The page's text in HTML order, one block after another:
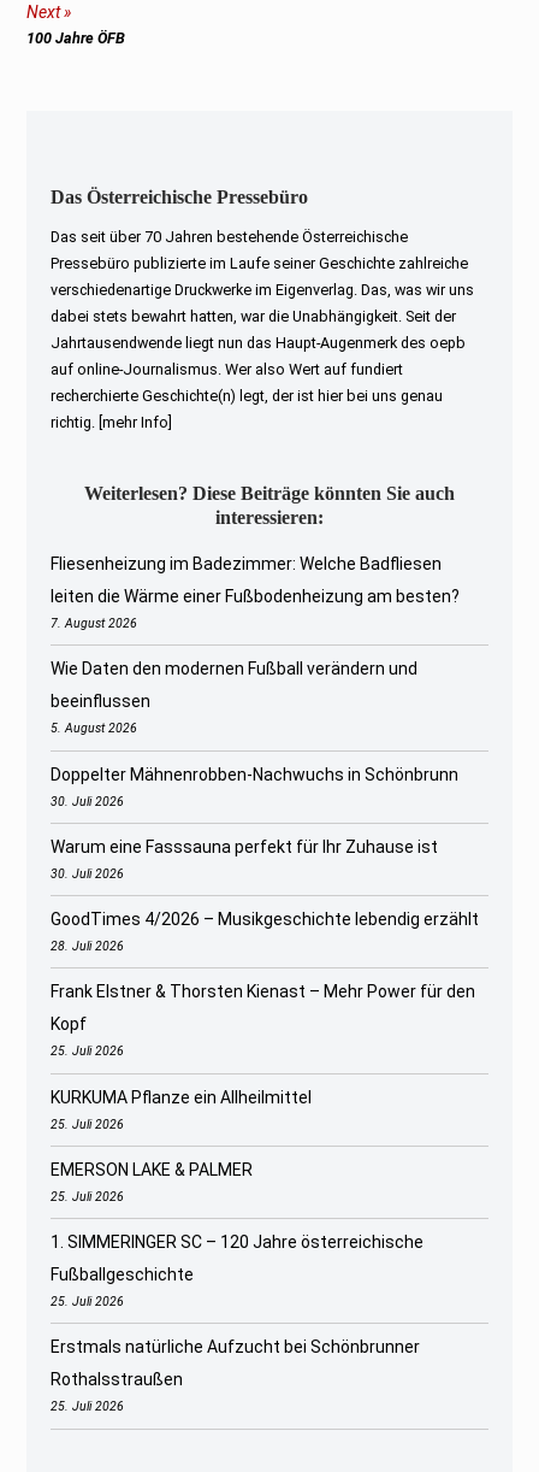
Next
Next
100 Jahre ÖFB
Das Österreichische Pressebüro
Das seit über 70 Jahren bestehende Österreichische
Pressebüro publizierte im Laufe seiner Geschichte zahlreiche
verschiedenartige Druckwerke im Eigenverlag. Das, was wir uns
dabei stets bewahrt hatten, war die Unabhängigkeit. Seit der
Jahrtausendwende liegt nun das Haupt-Augenmerk des oepb
auf online-Journalismus. Wer also Wert auf fundiert
recherchierte Geschichte(n) legt, der ist hier bei uns genau
richtig.
[mehr Info]
Weiterlesen? Diese Beiträge könnten Sie auch
interessieren:
Fliesenheizung im Badezimmer: Welche Badfliesen
leiten die Wärme einer Fußbodenheizung am besten?
7. August 2026
Wie Daten den modernen Fußball verändern und
beeinflussen
5. August 2026
Doppelter Mähnenrobben-Nachwuchs in Schönbrunn
30. Juli 2026
Warum eine Fasssauna perfekt für Ihr Zuhause ist
30. Juli 2026
GoodTimes 4/2026 – Musikgeschichte lebendig erzählt
28. Juli 2026
Frank Elstner & Thorsten Kienast – Mehr Power für den
Kopf
25. Juli 2026
KURKUMA Pflanze ein Allheilmittel
25. Juli 2026
EMERSON LAKE & PALMER
25. Juli 2026
1. SIMMERINGER SC – 120 Jahre österreichische
Fußballgeschichte
25. Juli 2026
Erstmals natürliche Aufzucht bei Schönbrunner
Rothalsstraußen
25. Juli 2026